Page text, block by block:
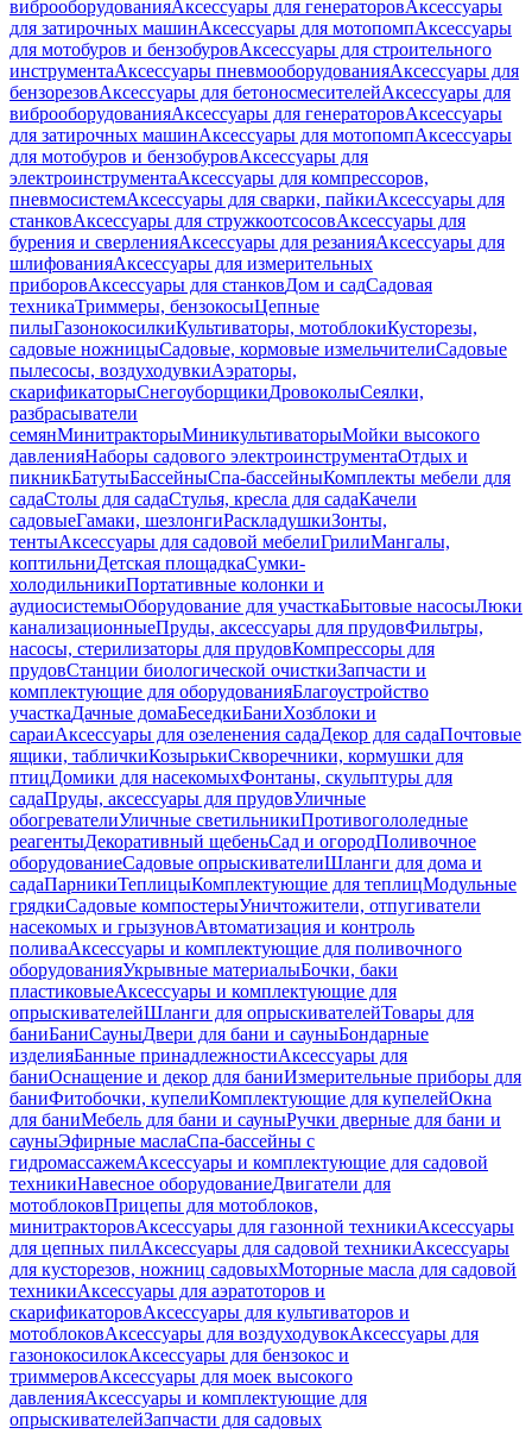
виброоборудованияАксессуары для генераторовАксессуары
для затирочных машинАксессуары для мотопомпАксессуары
для мотобуров и бензобуровАксессуары для строительного
инструментаАксессуары пневмооборудованияАксессуары для
бензорезовАксессуары для бетоносмесителейАксессуары для
виброоборудованияАксессуары для генераторовАксессуары
для затирочных машинАксессуары для мотопомпАксессуары
для мотобуров и бензобуровАксессуары для
электроинструментаАксессуары для компрессоров,
пневмосистемАксессуары для сварки, пайкиАксессуары для
станковАксессуары для стружкоотсосовАксессуары для
бурения и сверленияАксессуары для резанияАксессуары для
шлифованияАксессуары для измерительных
приборовАксессуары для станковДом и садСадовая
техникаТриммеры, бензокосыЦепные
пилыГазонокосилкиКультиваторы, мотоблокиКусторезы,
садовые ножницыСадовые, кормовые измельчителиСадовые
пылесосы, воздуходувкиАэраторы,
скарификаторыСнегоуборщикиДровоколыСеялки,
разбрасыватели
семянМинитракторыМиникультиваторыМойки высокого
давленияНаборы садового электроинструментаОтдых и
пикникБатутыБассейныСпа-бассейныКомплекты мебели для
садаСтолы для садаСтулья, кресла для садаКачели
садовыеГамаки, шезлонгиРаскладушкиЗонты,
тентыАксессуары для садовой мебелиГрилиМангалы,
коптильниДетская площадкаСумки-
холодильникиПортативные колонки и
аудиосистемыОборудование для участкаБытовые насосыЛюки
канализационныеПруды, аксессуары для прудовФильтры,
насосы, стерилизаторы для прудовКомпрессоры для
прудовСтанции биологической очисткиЗапчасти и
комплектующие для оборудованияБлагоустройство
участкаДачные домаБеседкиБаниХозблоки и
сараиАксессуары для озеленения садаДекор для садаПочтовые
ящики, табличкиКозырькиСкворечники, кормушки для
птицДомики для насекомыхФонтаны, скульптуры для
садаПруды, аксессуары для прудовУличные
обогревателиУличные светильникиПротивогололедные
реагентыДекоративный щебеньСад и огородПоливочное
оборудованиеСадовые опрыскивателиШланги для дома и
садаПарникиТеплицыКомплектующие для теплицМодульные
грядкиСадовые компостерыУничтожители, отпугиватели
насекомых и грызуновАвтоматизация и контроль
поливаАксессуары и комплектующие для поливочного
оборудованияУкрывные материалыБочки, баки
пластиковыеАксессуары и комплектующие для
опрыскивателейШланги для опрыскивателейТовары для
баниБаниСауныДвери для бани и сауныБондарные
изделияБанные принадлежностиАксессуары для
баниОснащение и декор для баниИзмерительные приборы для
баниФитобочки, купелиКомплектующие для купелейОкна
для баниМебель для бани и сауныРучки дверные для бани и
сауныЭфирные маслаСпа-бассейны с
гидромассажемАксессуары и комплектующие для садовой
техникиНавесное оборудованиеДвигатели для
мотоблоковПрицепы для мотоблоков,
минитракторовАксессуары для газонной техникиАксессуары
для цепных пилАксессуары для садовой техникиАксессуары
для кусторезов, ножниц садовыхМоторные масла для садовой
техникиАксессуары для аэратоторов и
скарификаторовАксессуары для культиваторов и
мотоблоковАксессуары для воздуходувокАксессуары для
газонокосилокАксессуары для бензокос и
триммеровАксессуары для моек высокого
давленияАксессуары и комплектующие для
опрыскивателейЗапчасти для садовых